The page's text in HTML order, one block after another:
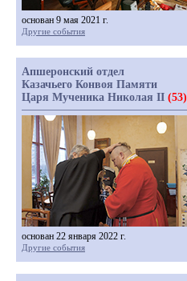
основан 9 мая 2021 г.
Другие события
Апшеронский отдел
Казачьего Конвоя Памяти
Царя Мученика Николая II (53)
основан 22 января 2022 г.
Другие события